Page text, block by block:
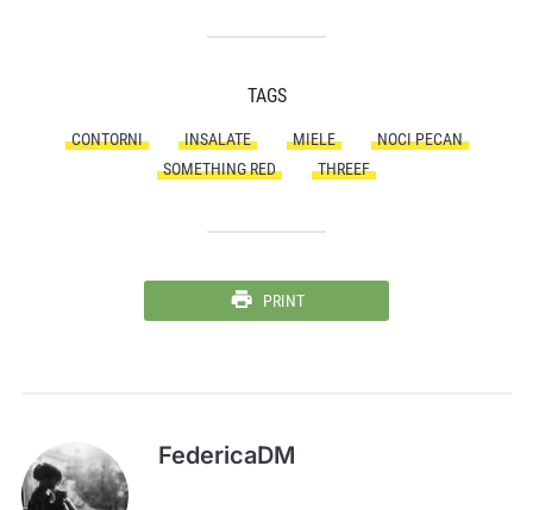
TAGS
CONTORNI INSALATE MIELE
NOCI PECAN
SOMETHING RED
THREEF
PRINT
FedericaDM